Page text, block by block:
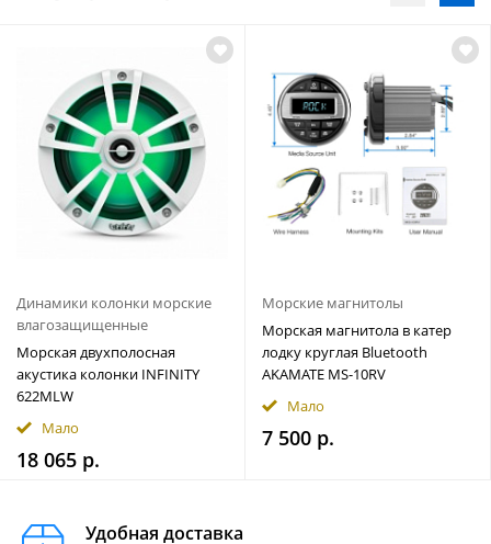
Динамики колонки морские
влагозащищенные
Морская двухполосная
акустика колонки INFINITY
622MLW
Мало
18 065 р.
Морские магнитолы
Морская магнитола в катер
лодку круглая Bluetooth
AKAMATE MS-10RV
Мало
7 500 р.
Удобная доставка